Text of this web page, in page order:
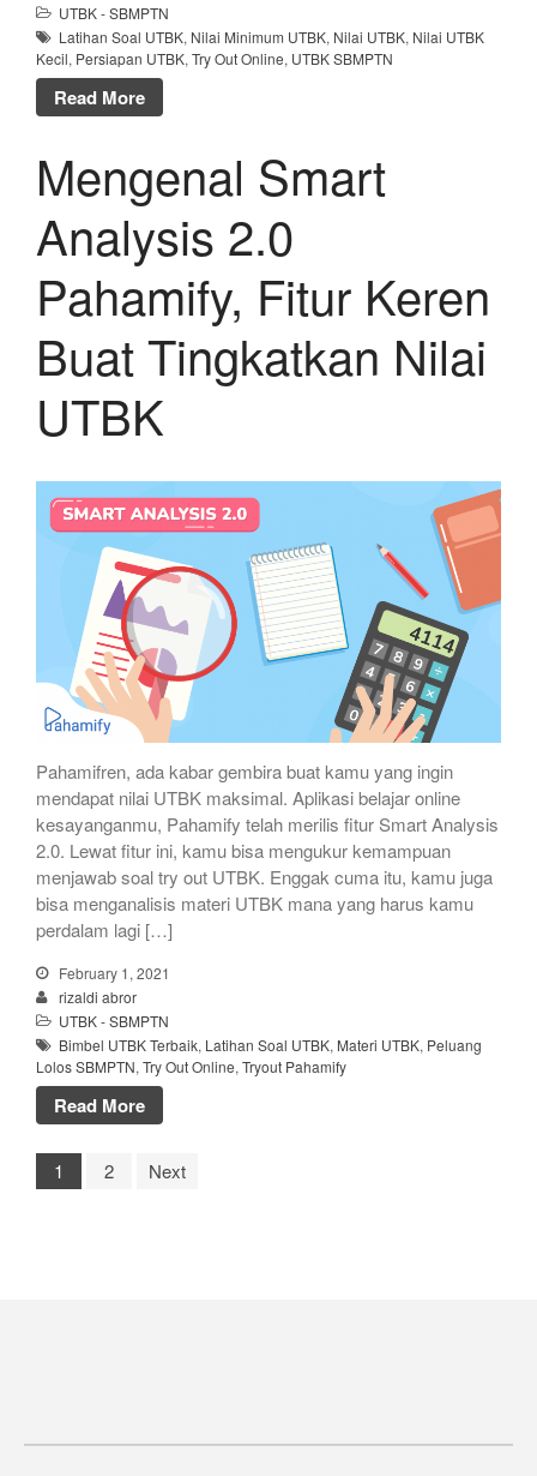
UTBK - SBMPTN
Latihan Soal UTBK, Nilai Minimum UTBK, Nilai UTBK, Nilai UTBK
Kecil, Persiapan UTBK, Try Out Online, UTBK SBMPTN
Read More
Mengenal Smart
Analysis 2.0
Pahamify, Fitur Keren
Buat Tingkatkan Nilai
UTBK
Pahamifren, ada kabar gembira buat kamu yang ingin
mendapat nilai UTBK maksimal. Aplikasi belajar online
kesayanganmu, Pahamify telah merilis fitur Smart Analysis
2.0. Lewat fitur ini, kamu bisa mengukur kemampuan
menjawab soal try out UTBK. Enggak cuma itu, kamu juga
bisa menganalisis materi UTBK mana yang harus kamu
perdalam lagi […]
February 1, 2021
rizaldi abror
UTBK - SBMPTN
Bimbel UTBK Terbaik, Latihan Soal UTBK, Materi UTBK, Peluang
Lolos SBMPTN, Try Out Online, Tryout Pahamify
Read More
1 2 Next